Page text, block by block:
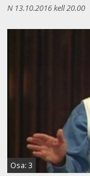
N 13.10.2016 kell 20.00
Osa: 3